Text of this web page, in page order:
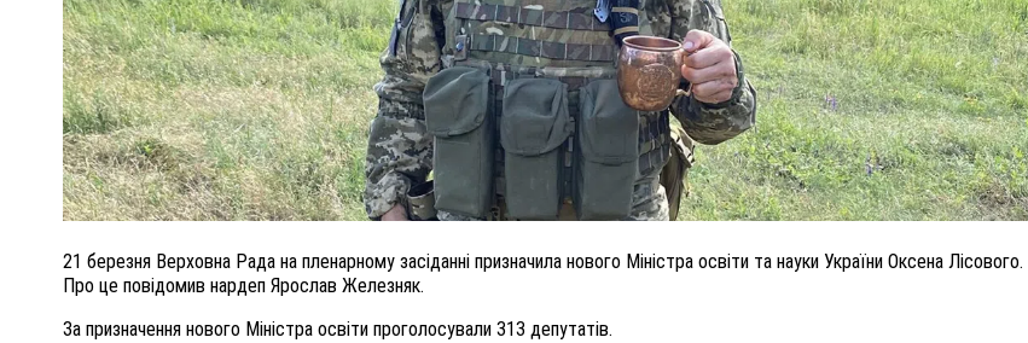
21 березня Верховна Рада на пленарному засіданні призначила нового Міністра освіти та науки України Оксена Лісового.
Про це повідомив нардеп Ярослав Железняк.
За призначення нового Міністра освіти проголосували 313 депутатів.
ПОЛІЦІЯ ПОЛТАВЩИНИ РОЗШУКУЄ 62-РІЧНУ
ЛЮДМИЛУ ТИМЧЕНКО
26 листопада 2025 0
ВНАСЛІДОК ПОРАНЕНЬ, ОТРИМАНИХ НА
ПОМЕР ВОЇН ЮРІЙ ВОЙТИК
25 листопада 2025 0